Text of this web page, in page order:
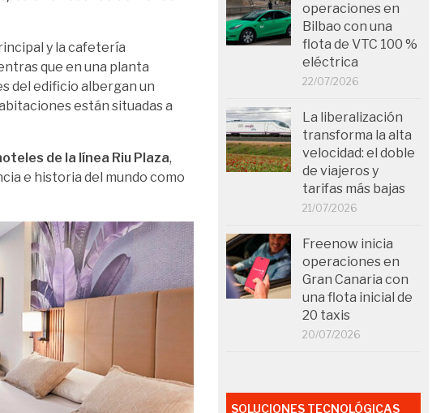
y la cafetería
que en una planta
del edificio albergan un
están situadas a
de la línea Riu Plaza,
e historia del mundo como
operaciones en
Bilbao con una
flota de VTC 100 %
eléctrica
22/07/2026
La liberalización
transforma la alta
velocidad: el doble
de viajeros y
tarifas más bajas
21/07/2026
Freenow inicia
operaciones en
Gran Canaria con
una flota inicial de
20 taxis
20/07/2026
SOLUCIONES TECNOLÓGICAS